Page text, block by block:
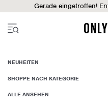
Gerade eingetroffen!
NEUHEITEN
SHOPPE NACH KATEGORIE
ALLE ANSEHEN